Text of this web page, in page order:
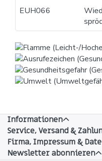
EUH066
Informationen
Service, Versand &
Firma, Impressum &
Newsletter abonnieren